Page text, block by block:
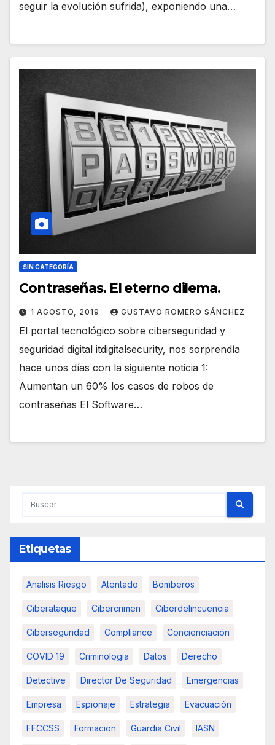
seguir la evolución sufrida), exponiendo una…
SIN CATEGORÍA
Contraseñas. El eterno dilema.
1 AGOSTO, 2019 GUSTAVO ROMERO SÁNCHEZ
El portal tecnológico sobre ciberseguridad y
seguridad digital itdigitalsecurity, nos sorprendía
hace unos días con la siguiente noticia 1:
Aumentan un 60% los casos de robos de
contraseñas El Software…
Etiquetas
Analisis Riesgo Atentado Bomberos
Ciberataque Cibercrimen Ciberdelincuencia
Ciberseguridad Compliance Concienciación
COVID 19 Criminologia Datos Derecho
Detective Director De Seguridad Emergencias
Empresa Espionaje Estrategia Evacuación
FFCCSS Formacion Guardia Civil IASN